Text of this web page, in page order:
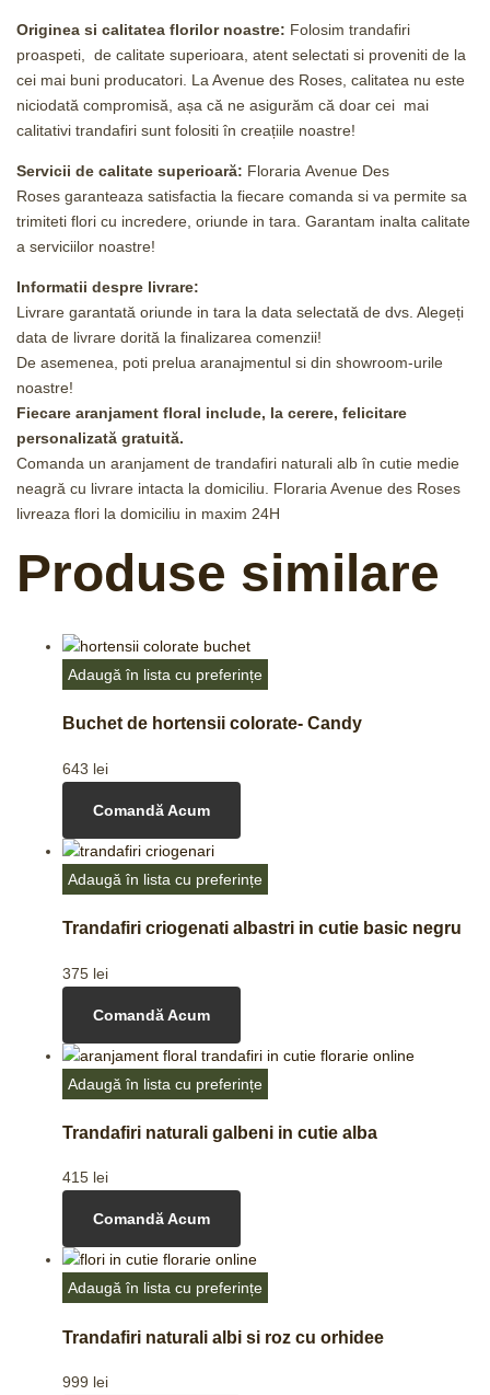
Originea si calitatea florilor noastre: Folosim trandafiri
proaspeti, de calitate superioara, atent selectati si proveniti de la
cei mai buni producatori. La Avenue des Roses, calitatea nu este
niciodată compromisă, așa că ne asigurăm că doar cei mai
calitativi trandafiri sunt folositi în creațiile noastre!
Servicii de calitate superioară: Floraria Avenue Des
Roses garanteaza satisfactia la fiecare comanda si va permite sa
trimiteti flori cu incredere, oriunde in tara. Garantam inalta calitate
a serviciilor noastre!
Informatii despre livrare:
Livrare garantată oriunde in tara la data selectată de dvs. Alegeți
data de livrare dorită la finalizarea comenzii!
De asemenea, poti prelua aranajmentul si din showroom-urile
noastre!
Fiecare aranjament floral include, la cerere, felicitare
personalizată gratuită.
Comanda un aranjament de trandafiri naturali alb în cutie medie
neagră cu livrare intacta la domiciliu. Floraria Avenue des Roses
livreaza flori la domiciliu in maxim 24H
Produse similare
Adaugă în lista cu preferințe
Buchet de hortensii colorate- Candy
643 lei
Comandă Acum
Adaugă în lista cu preferințe
Trandafiri criogenati albastri in cutie basic negru
375 lei
Comandă Acum
Adaugă în lista cu preferințe
Trandafiri naturali galbeni in cutie alba
415 lei
Comandă Acum
Adaugă în lista cu preferințe
Trandafiri naturali albi si roz cu orhidee
999 lei